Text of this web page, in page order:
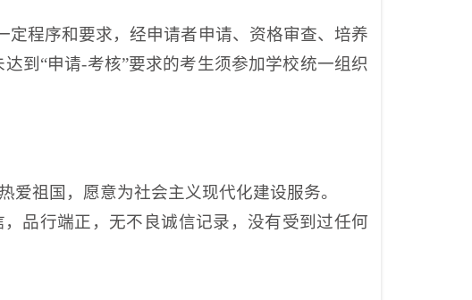
定程序和要求，经申请者申请、资格审查、培养
到 “申请-考核”要求的考生须参加学校统一组织
爱祖国，愿意为社会主义现代化建设服务。
品行端正，无不良诚信记录，没有受到过任何